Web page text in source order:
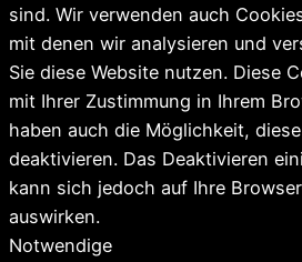
sind. Wir verwenden auch
mit denen wir analysieren und
Sie diese Website nutzen. Diese
mit Ihrer Zustimmung in Ihrem
haben auch die Möglichkeit,
deaktivieren. Das Deaktivieren
kann sich jedoch auf Ihre
auswirken.
Notwendige